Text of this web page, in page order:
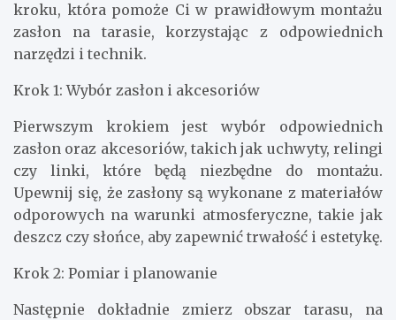
kroku, która pomoże Ci w prawidłowym montażu
zasłon na tarasie, korzystając z odpowiednich
narzędzi i technik.
Krok 1: Wybór zasłon i akcesoriów
Pierwszym krokiem jest wybór odpowiednich
zasłon oraz akcesoriów, takich jak uchwyty, relingi
czy linki, które będą niezbędne do montażu.
Upewnij się, że zasłony są wykonane z materiałów
odporowych na warunki atmosferyczne, takie jak
deszcz czy słońce, aby zapewnić trwałość i estetykę.
Krok 2: Pomiar i planowanie
Następnie dokładnie zmierz obszar tarasu, na